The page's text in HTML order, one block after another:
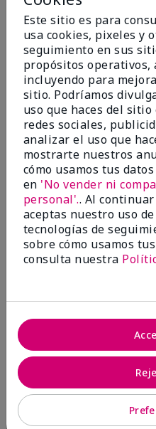
EnviadoHace 9 meses
por Bette B.
deGreen Valley
Comprador verificado
Evaluado en
marykay.com/en-us/
Comentarios sobre
Blush
The blush is hard to get
heavy and then needs to
stick with my old brand
Mostrar Traducción
ConclusiónNo, no
¿Le ha
Marcar esta opinión
5
Este sitio es para
usa cookies, pixeles y
seguimiento en sus
propósitos operativos,
incluyendo para
sitio. Podríamos
uso que haces del
redes sociales,
analizar el uso que
mostrarte nuestros
cómo usamos tus
en 'No vender ni
personal'.. Al
aceptas nuestro uso
tecnologías de
sobre cómo usamos
consulta nuestra